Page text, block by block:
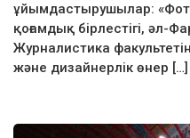
ұйымдастырушылар:
қоғамдық бірлестігі, әл-
Журналистика
және дизайнерлік өнер […]